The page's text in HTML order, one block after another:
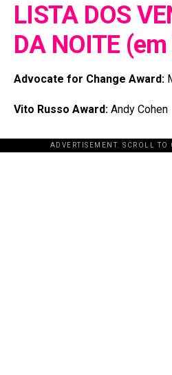
LISTA DOS
DA NOITE
Advocate for Change Award:
Vito Russo Award: Andy Cohen
ADVERTISEMENT. SCROLL TO